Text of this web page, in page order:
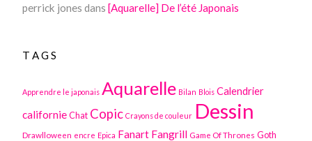
perrick jones dans[Aquarelle] De l’été Japonais
TAGS
Apprendre le japonais Aquarelle Bilan Blois Calendrier
californie Chat Copic Crayons de couleur Dessin
Drawlloween encre Epica Fanart Fangrill Game Of Thrones Goth